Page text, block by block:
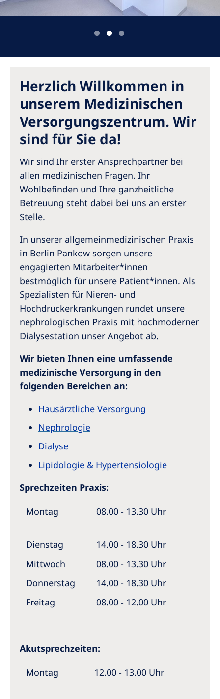
Australia
NephroCare International
Global Website
Herzlich Willkommen in
unserem Medizinischen
Versorgungszentrum. Wir
sind für Sie da!
Wir sind Ihr erster Ansprechpartner bei
allen medizinischen Fragen. Ihr
Wohlbefinden und Ihre ganzheitliche
Betreuung steht dabei bei uns an erster
Stelle.
In unserer allgemeinmedizinischen Praxis
in Berlin Pankow sorgen unsere
engagierten Mitarbeiter*innen
bestmöglich für unsere Patient*innen. Als
Spezialisten für Nieren- und
Hochdruckerkrankungen rundet unsere
nephrologischen Praxis mit hochmoderner
Dialysestation unser Angebot ab.
Wir bieten Ihnen eine umfassende
medizinische Versorgung in den
folgenden Bereichen an:
Hausärztliche Versorgung
Nephrologie
Dialyse
Lipidologie & Hypertensiologie
Sprechzeiten Praxis:
Montag 08.00 - 13.30 Uhr
Dienstag
14.00 - 18.30 Uhr
Mittwoch
08.00 - 13.30 Uhr
Donnerstag
14.00 - 18.30 Uhr
Freitag
08.00 - 12.00 Uhr
Akutsprechzeiten:
Montag 12.00 - 13.00 Uhr